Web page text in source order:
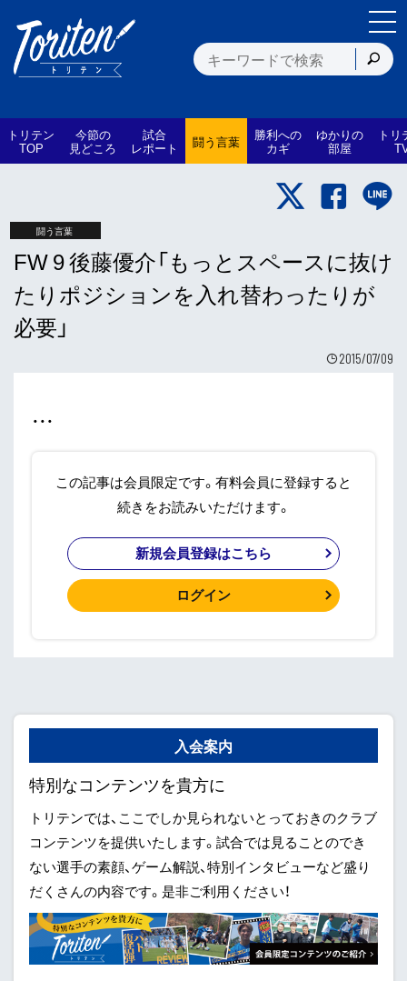
トリテン
TOP
今節の
見どころ
試合
レポート 闘う言葉 勝利への
カギ
ゆかりの
部屋
トリ
闘う言葉
FW 9 後藤優介「もっとスペースに抜け
たりポジションを入れ替わったりが
必要」
2015/07/09
・・・
この記事は会員限定です。有料会員に登録すると
続きをお読みいただけます。
新規会員登録はこちら
ログイン
入会案内
特別なコンテンツを貴方に
トリテンでは、ここでしか見られないとっておきのクラブ
コンテンツを提供いたします。試合では見ることのでき
ない選手の素顔、ゲーム解説、特別インタビューなど盛り
だくさんの内容です。是非ご利用ください！